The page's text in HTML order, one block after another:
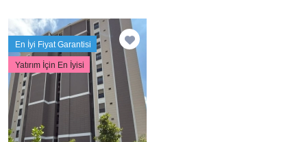
En İyi Fiyat Garantisi
Yatırım İçin En İyisi